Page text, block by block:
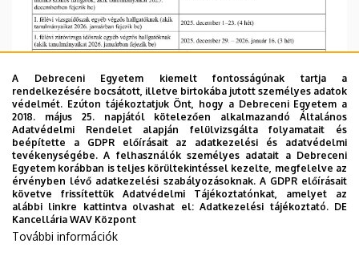
A Debreceni Egyetem kiemelt fontosságúnak tartja a
rendelkezésére bocsátott, illetve birtokába jutott személyes adatok
védelmét. Ezúton tájékoztatjuk Önt, hogy a Debreceni Egyetem a
2018. május 25. napjától kötelezően alkalmazandó Általános
Adatvédelmi Rendelet alapján felülvizsgálta folyamatait és
beépítette a GDPR előírásait az adatkezelési és adatvédelmi
tevékenységébe. A felhasználók személyes adatait a Debreceni
Egyetem korábban is teljes körültekintéssel kezelte, megfelelve az
érvényben lévő adatkezelési szabályozásoknak. A GDPR előírásait
követve frissítettük Adatvédelmi Tájékoztatónkat, amelyet az
alábbi linkre kattintva olvashat el:Adatkezelési tájékoztató. DE
Kancellária WAV Központ
További információk